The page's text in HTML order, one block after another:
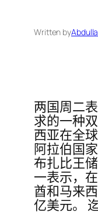
Written by
两国周二
求的一种
西亚在全
阿拉伯国
布扎比王
一表示，
酋和马来
亿美元。